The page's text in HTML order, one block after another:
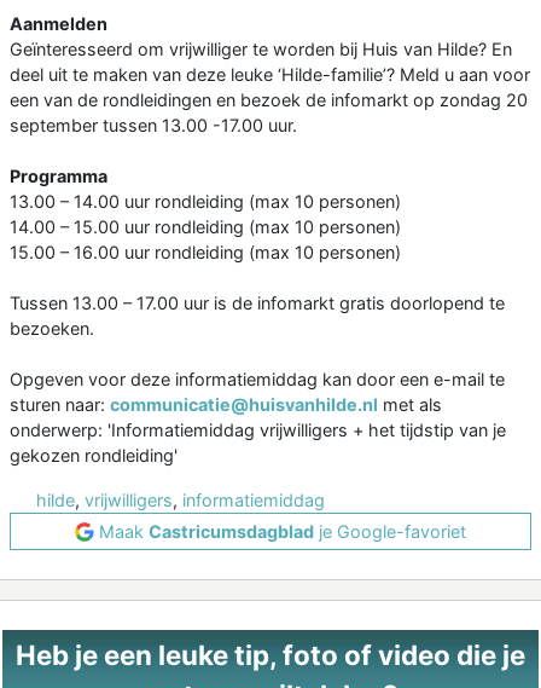
Aanmelden
Geïnteresseerd om vrijwilliger te worden bij Huis van Hilde? En
deel uit te maken van deze leuke ‘Hilde-familie’? Meld u aan voor
een van de rondleidingen en bezoek de infomarkt op zondag 20
september tussen 13.00 -17.00 uur.
Programma
13.00 – 14.00 uur rondleiding (max 10 personen)
14.00 – 15.00 uur rondleiding (max 10 personen)
15.00 – 16.00 uur rondleiding (max 10 personen)
Tussen 13.00 – 17.00 uur is de infomarkt gratis doorlopend te
bezoeken.
Opgeven voor deze informatiemiddag kan door een e-mail te
sturen naar: communicatie@huisvanhilde.nl met als
onderwerp: 'Informatiemiddag vrijwilligers + het tijdstip van je
gekozen rondleiding'
hilde, vrijwilligers, informatiemiddag
Maak Castricumsdagblad je Google-favoriet
Heb je een leuke tip, foto of video die je